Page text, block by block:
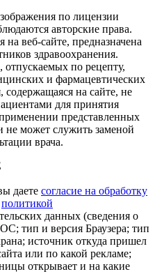
по лицензии
авторские права.
веб-сайте, предназначена
здравоохранения.
по рецепту,
и фармацевтических
на сайте, не
для принятия
представленных
не может служить заменой
врача.
даете согласие на обработку
политикой
данных (сведения о
тип и версия Браузера; тип
источник откуда пришел
или по какой рекламе;
открывает и на какие